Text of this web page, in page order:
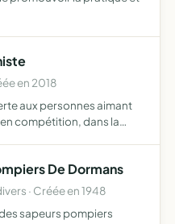
en 2018
aux personnes aimant
compétition, dans la
De Dormans
· Créée en 1948
sapeurs pompiers